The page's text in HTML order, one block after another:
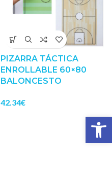
PIZARRA TÁCTICA
ENROLLABLE 60×80
BALONCESTO
42.34€
Abrir